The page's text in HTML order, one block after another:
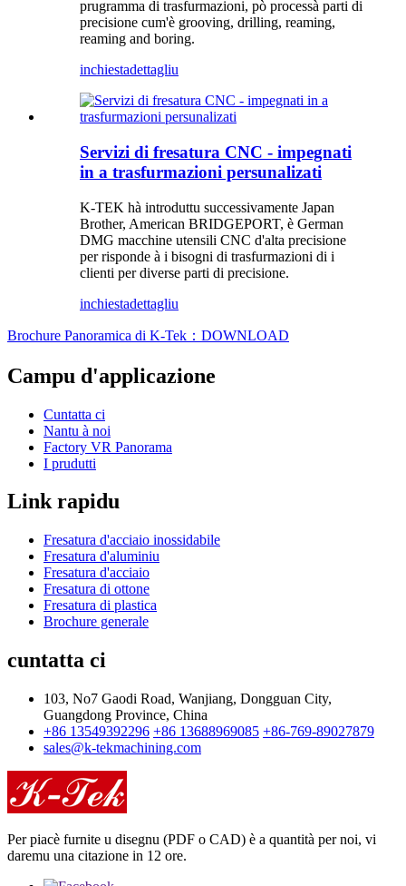
prugramma di trasfurmazioni, pò processà parti di
precisione cum'è grooving, drilling, reaming,
reaming and boring.
inchiestadettagliu
Servizi di fresatura CNC - impegnati
in a trasfurmazioni persunalizati
K-TEK hà introduttu successivamente Japan
Brother, American BRIDGEPORT, è German
DMG macchine utensili CNC d'alta precisione
per risponde à i bisogni di trasfurmazioni di i
clienti per diverse parti di precisione.
inchiestadettagliu
Brochure Panoramica di K-Tek：DOWNLOAD
Campu d'applicazione
Cuntatta ci
Nantu à noi
Factory VR Panorama
I prudutti
Link rapidu
Fresatura d'acciaio inossidabile
Fresatura d'aluminiu
Fresatura d'acciaio
Fresatura di ottone
Fresatura di plastica
Brochure generale
cuntatta ci
103, No7 Gaodi Road, Wanjiang, Dongguan City,
Guangdong Province, China
+86 13549392296 +86 13688969085 +86-769-89027879
sales@k-tekmachining.com
Per piacè furnite u disegnu (PDF o CAD) è a quantità per noi, vi
daremu una citazione in 12 ore.